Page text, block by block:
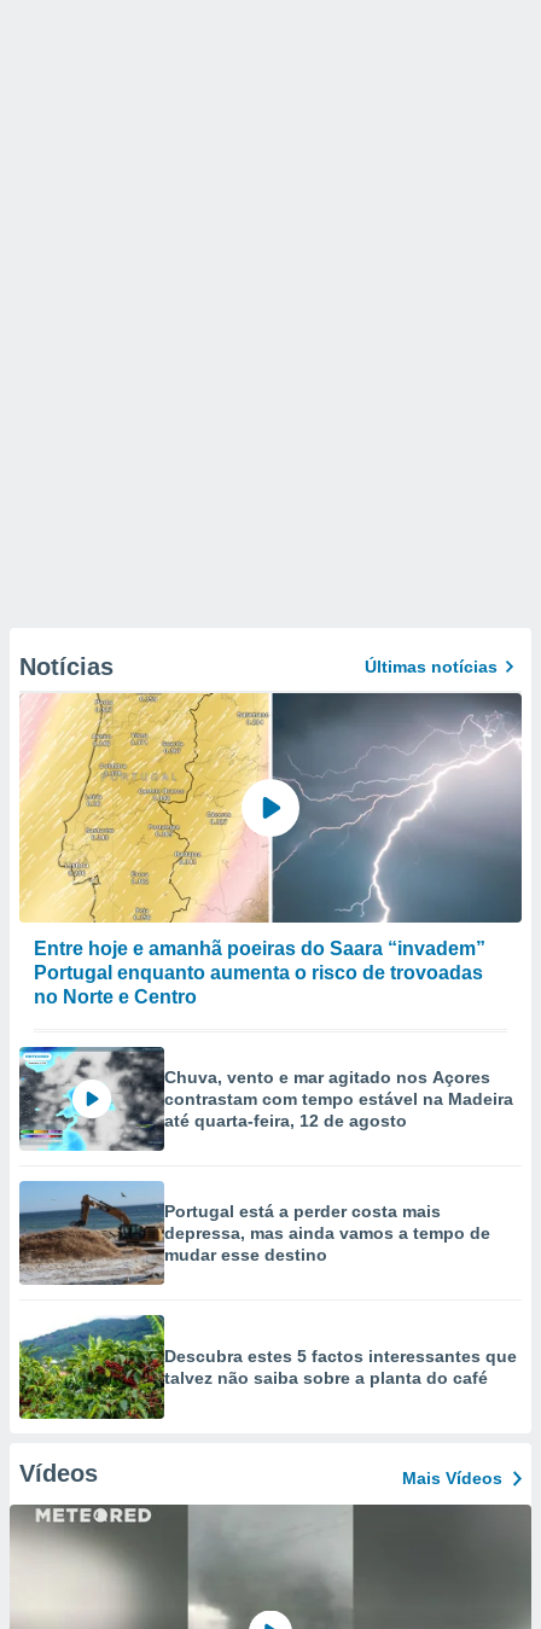
Notícias Últimas notícias
Entre hoje e amanhã poeiras do Saara “invadem”
Portugal enquanto aumenta o risco de trovoadas
no Norte e Centro
Chuva, vento e mar agitado nos Açores
contrastam com tempo estável na Madeira
até quarta-feira, 12 de agosto
Portugal está a perder costa mais
depressa, mas ainda vamos a tempo de
mudar esse destino
Descubra estes 5 factos interessantes que
talvez não saiba sobre a planta do café
Vídeos Mais Vídeos